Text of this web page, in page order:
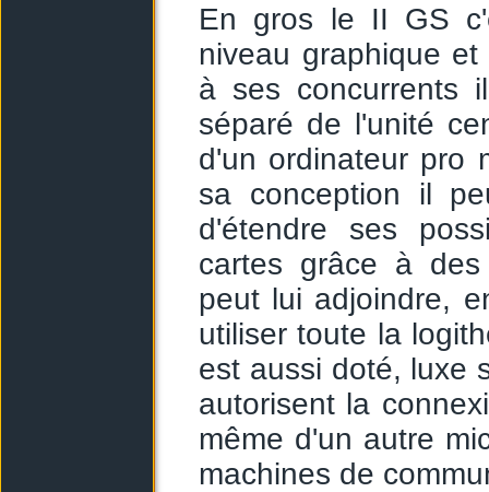
En gros le II GS
niveau graphique
à ses concurrents
séparé de l'unité
d'un ordinateur pro
sa conception il
d'étendre ses
cartes grâce à
peut lui adjoindre,
utiliser toute la
est aussi doté, luxe
autorisent la
même d'un autre
machines de